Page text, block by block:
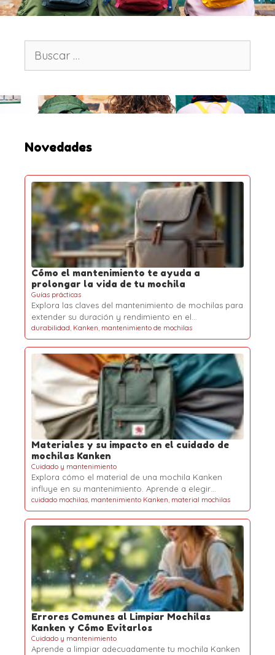
í
s
t
s
:Novedades
Cómo el mantenimiento te ayuda a
prolongar la vida de tu mochila
Guías prácticas
Explora las claves del mantenimiento de mochilas para
extender su duración y rendimiento en el…
durabilidad, Kanken, mantenimiento de mochilas
Materiales y su impacto en el cuidado de
mochilas Kanken
Cuidado y mantenimiento
Explora cómo el material de una mochila Kanken
influye en su mantenimiento. Aprende a elegir…
cuidado mochilas, mantenimiento Kanken, material mochilas
Errores Comunes al Limpiar Mochilas
Kanken y Cómo Evitarlos
Cuidado y mantenimiento
Aprende a limpiar adecuadamente tu mochila Kanken